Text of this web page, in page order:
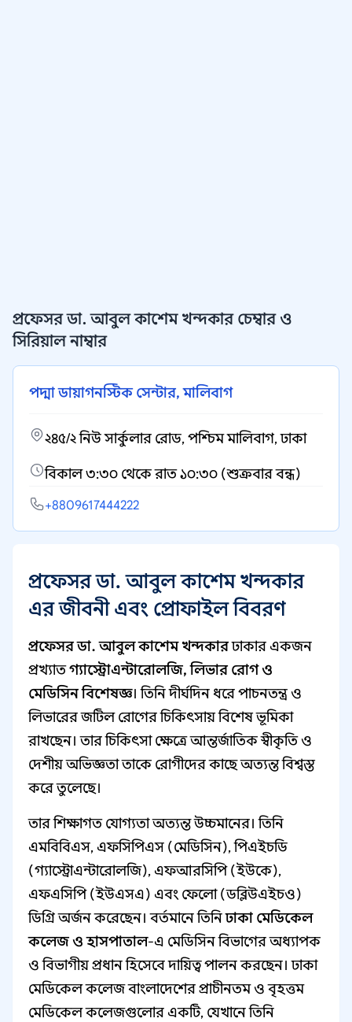
প্রফেসর ডা. আবুল কাশেম খন্দকার চেম্বার ও
সিরিয়াল নাম্বার
পদ্মা ডায়াগনস্টিক সেন্টার, মালিবাগ
২৪৫/২ নিউ সার্কুলার রোড, পশ্চিম মালিবাগ, ঢাকা
বিকাল ৩:৩০ থেকে রাত ১০:৩০ (শুক্রবার বন্ধ)
+8809617444222
প্রফেসর ডা. আবুল কাশেম খন্দকার
এর জীবনী এবং প্রোফাইল বিবরণ
প্রফেসর ডা. আবুল কাশেম খন্দকারঢাকার একজন
প্রখ্যাতগ্যাস্ট্রোএন্টারোলজি, লিভার রোগ ও
মেডিসিন বিশেষজ্ঞ। তিনি দীর্ঘদিন ধরে পাচনতন্ত্র ও
লিভারের জটিল রোগের চিকিৎসায় বিশেষ ভূমিকা
রাখছেন। তার চিকিৎসা ক্ষেত্রে আন্তর্জাতিক স্বীকৃতি ও
দেশীয় অভিজ্ঞতা তাকে রোগীদের কাছে অত্যন্ত বিশ্বস্ত
করে তুলেছে।
তার শিক্ষাগত যোগ্যতা অত্যন্ত উচ্চমানের। তিনি
এমবিবিএস, এফসিপিএস (মেডিসিন), পিএইচডি
(গ্যাস্ট্রোএন্টারোলজি), এফআরসিপি (ইউকে),
এফএসিপি (ইউএসএ) এবং ফেলো (ডব্লিউএইচও)
ডিগ্রি অর্জন করেছেন। বর্তমানে তিনিঢাকা মেডিকেল
কলেজ ও হাসপাতাল-এ মেডিসিন বিভাগের অধ্যাপক
ও বিভাগীয় প্রধান হিসেবে দায়িত্ব পালন করছেন। ঢাকা
মেডিকেল কলেজ বাংলাদেশের প্রাচীনতম ও বৃহত্তম
মেডিকেল কলেজগুলোর একটি, যেখানে তিনি